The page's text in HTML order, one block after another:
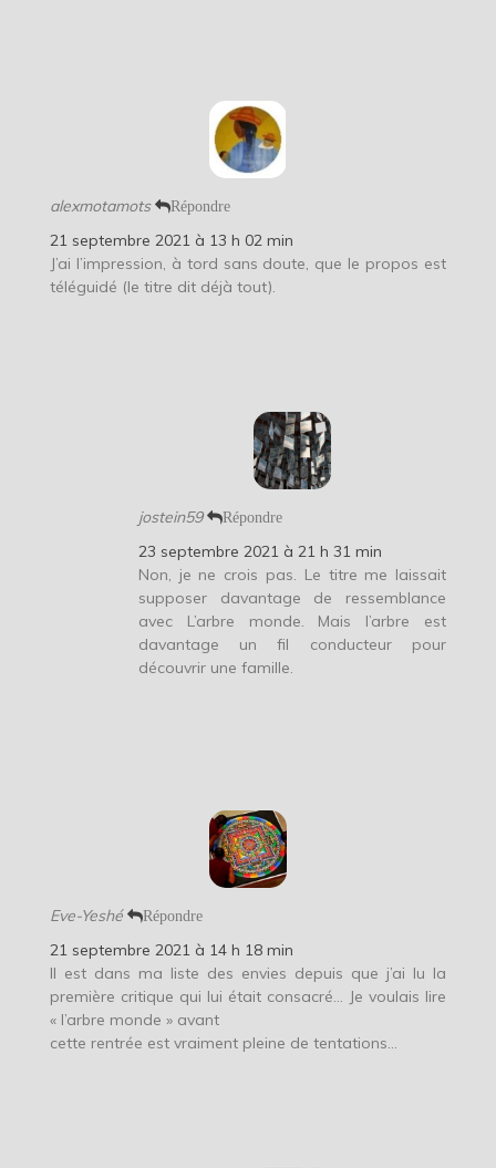
alexmotamots Répondre
21 septembre 2021 à 13 h 02 min
J’ai l’impression, à tord sans doute, que le propos est
téléguidé (le titre dit déjà tout).
jostein59 Répondre
23 septembre 2021 à 21 h 31 min
Non, je ne crois pas. Le titre me laissait
supposer davantage de ressemblance
avec L’arbre monde. Mais l’arbre est
davantage un fil conducteur pour
découvrir une famille.
Eve-Yeshé Répondre
21 septembre 2021 à 14 h 18 min
Il est dans ma liste des envies depuis que j’ai lu la
première critique qui lui était consacré… Je voulais lire
« l’arbre monde » avant
cette rentrée est vraiment pleine de tentations…